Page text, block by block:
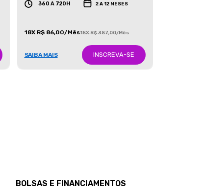
360 A 720H 2 A 12 MESES
18X R$ 86,00/Mês18X R$ 387,00/Mês
SAIBA MAIS INSCREVA-SE
BOLSAS E FINANCIAMENTOS